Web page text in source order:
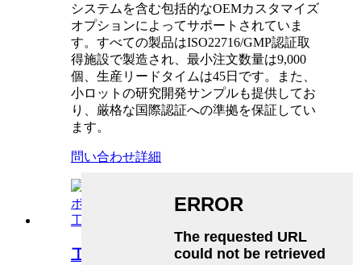
システムを含む包括的なOEMカスタマイズ
オプションによってサポートされていま
す。すべての製品はISO22716/GMP認証取
得施設で製造され、最小注文数量は9,000
個、生産リードタイムは45日です。また、
小ロットの研究開発サンプルも提供してお
り、厳格な国際認証への準拠を保証してい
ます。
問い合わせ詳細
工場最高価格 OEM ヘルシースキン